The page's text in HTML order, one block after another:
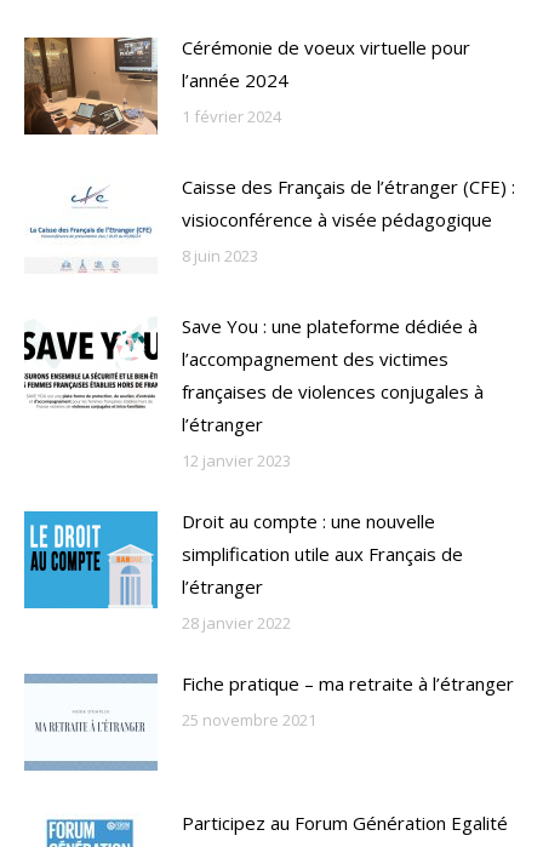
Cérémonie de voeux virtuelle pour
l’année 2024
1 février 2024
Caisse des Français de l’étranger (CFE) :
visioconférence à visée pédagogique
8 juin 2023
Save You : une plateforme dédiée à
l’accompagnement des victimes
françaises de violences conjugales à
l’étranger
12 janvier 2023
Droit au compte : une nouvelle
simplification utile aux Français de
l’étranger
28 janvier 2022
Fiche pratique – ma retraite à l’étranger
25 novembre 2021
Participez au Forum Génération Egalité